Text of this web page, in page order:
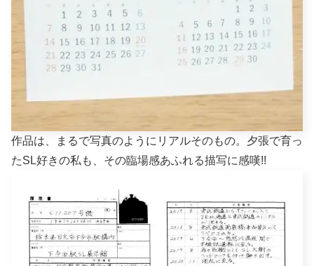
作品は、まるで写真のようにリアルそのもの。夕張で育っ
たSL好きの私も、その臨場感あふれる描写に感嘆!!